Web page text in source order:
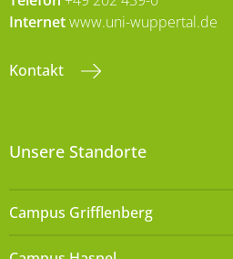
Internetwww.uni-wuppertal.de
Kontakt
Unsere Standorte
Campus Grifflenberg